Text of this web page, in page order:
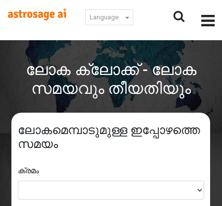
Language
ലോക ക്ലോക്ക് - ലോക
സമയവും തീയതിയും
ലോകമെമ്പാടുമുള്ള ഇപ്പോഴത്തെ
സമയം
ക്രമം